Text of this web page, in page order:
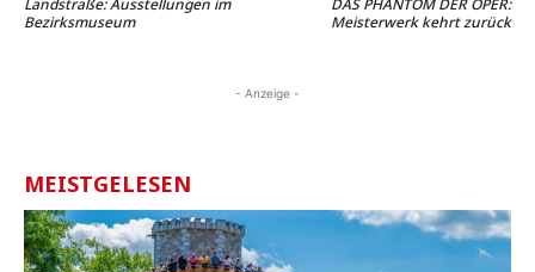
Bezirksmuseum
Meisterwerk kehrt zurück
- Anzeige -
MEISTGELESEN